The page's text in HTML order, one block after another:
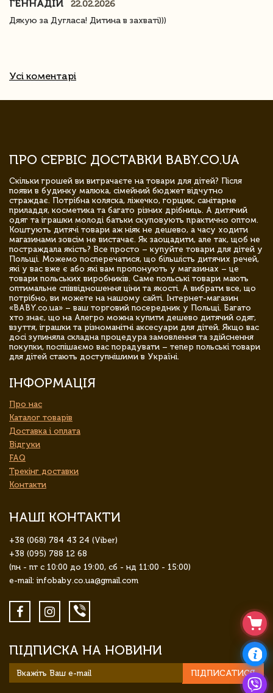
ГЕННАДІЙ
22.02.2026
Дякую за Дугласа! Дитина в захваті)))
Усі коментарі
ПРО СЕРВІС ДОСТАВКИ BABY.CO.UA
Скільки грошей ви витрачаєте на товари для дітей? Після
появи в будинку малюка, сімейний бюджет відчутно
страждає. Потрібна коляска, ліжечко, горщик, санітарне
приладдя, косметика та багато різних дрібниць. А дитячий
одяг та іграшки молоді батьки скуповують практично оптом.
Коштують дитячі товари аж ніяк не дешево, а часу ходити
магазинами зовсім не вистачає. Як заощадити, але так, щоб не
постраждала якість? Все просто – купуйте товари для дітей у
Польщі. Можемо посперечатися, що більшість дитячих речей,
які у вас вже є або які вам пропонують у магазинах – це
товари польських виробників. Саме польські товари мають
оптимальне співвідношення ціни та якості. А вибрати все, що
потрібно, ви можете на нашому сайті. Інтернет-магазин
«BABY.co.ua» – ваш торговий посередник у Польщі. Багато
хто знає, що на Алегро можна купити дешево дитячий одяг,
взуття, іграшки та різноманітні аксесуари для дітей. Якщо вас
досі зупиняла складна процедура замовлення та здійснення
покупки, поспішаємо вас порадувати – тепер польські товари
для дітей стають доступнішими в Україні.
ІНФОРМАЦІЯ
Про нас
Каталог товарів
Доставка і оплата
Відгуки
FAQ
Трекінг доставки
Контакти
НАШІ КОНТАКТИ
+38 (068) 784 43 24 (Viber)
+38 (095) 788 12 68
(пн - пт с 10:00 до 19:00, сб - нд 11:00 - 15:00)
e-mail: infobaby.co.ua@gmail.com
ПІДПИСКА НА НОВИНИ
ПІДПИСАТИСЯ